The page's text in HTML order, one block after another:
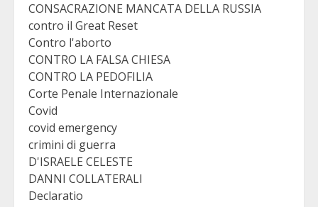
CONSACRAZIONE MANCATA DELLA RUSSIA
contro il Great Reset
Contro l'aborto
CONTRO LA FALSA CHIESA
CONTRO LA PEDOFILIA
Corte Penale Internazionale
Covid
covid emergency
crimini di guerra
D'ISRAELE CELESTE
DANNI COLLATERALI
Declaratio